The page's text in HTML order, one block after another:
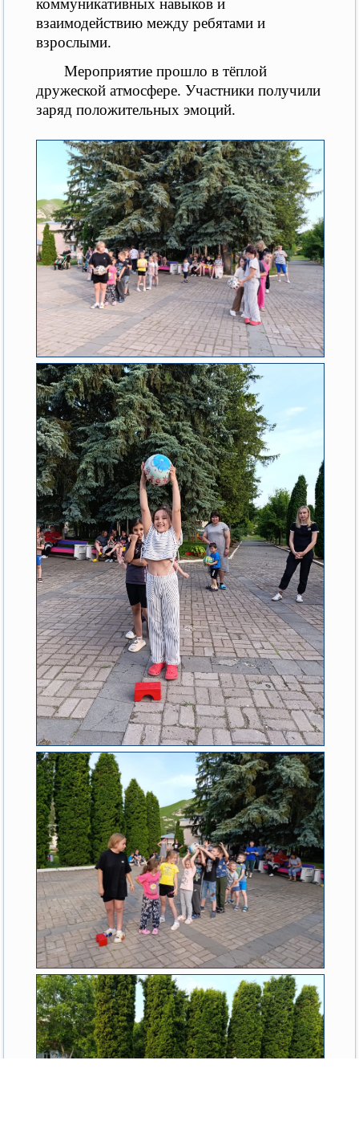
коммуникативных навыков и
взаимодействию между ребятами и
взрослыми.
Мероприятие прошло в тёплой
дружеской атмосфере. Участники получили
заряд положительных эмоций.